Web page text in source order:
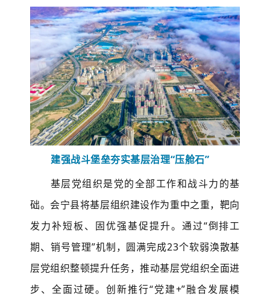
建强战斗堡垒夯实基层治理“压舱石”
基层党组织是党的全部工作和战斗力的基
础。会宁县将基层组织建设作为重中之重，靶向
发力补短板、固优强基促提升。通过“倒排工
期、销号管理”机制，圆满完成23个软弱涣散基
层党组织整顿提升任务，推动基层党组织全面进
步、全面过硬。创新推行“党建+”融合发展模